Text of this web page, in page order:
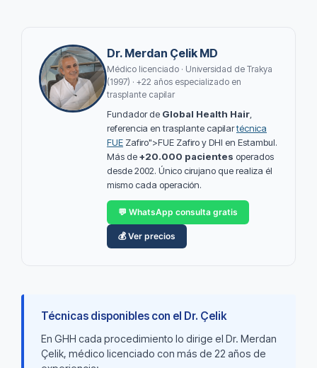
Dr. Merdan Çelik MD
Médico licenciado · Universidad de Trakya
(1997) · +22 años especializado en
trasplante capilar
Fundador de Global Health Hair
referencia en trasplante capilartécnica
FUE Zafiro">FUE Zafiro y DHI en Estambul.
Más de+20.000 pacientes operados
desde 2002. Único cirujano que realiza él
mismo cada operación.
💬 WhatsApp consulta gratis
💰 Ver precios
Técnicas disponibles con el Dr. Çelik
En GHH cada procedimiento lo dirige el Dr. Merdan
Çelik, médico licenciado con más de 22 años de